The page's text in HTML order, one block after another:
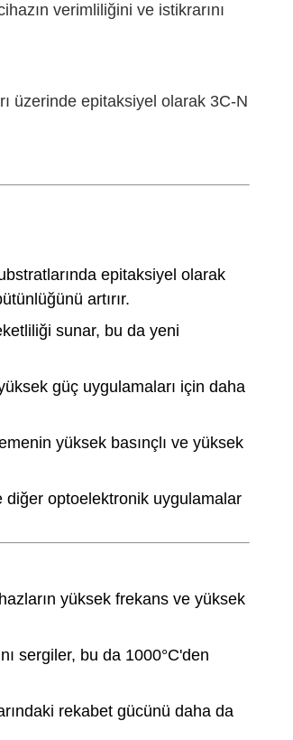
verimliliğini ve istikrarını
üzerinde epitaksiyel olarak 3C-N
epitaksiyel olarak
artırır.
sunar, bu da yeni
güç uygulamaları için daha
yüksek basınçlı ve yüksek
optoelektronik uygulamalar
yüksek frekans ve yüksek
sergiler, bu da 1000°C'den
rekabet gücünü daha da